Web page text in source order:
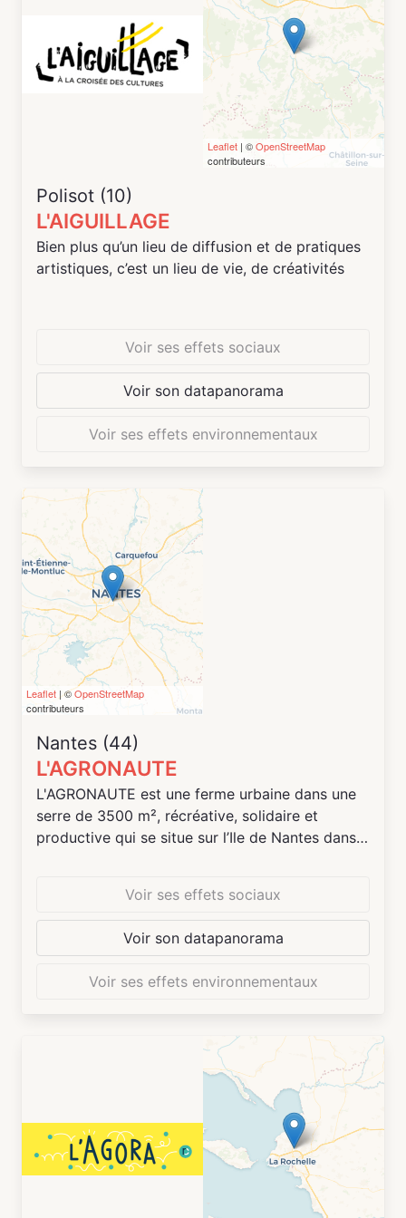
droits fondamentaux fixés par la charte des dits
droits de l'union européenne.
Leaflet | ©OpenStreetMap
contributeurs
Polisot (10)
L'AIGUILLAGE
Bien plus qu’un lieu de diffusion et de pratiques
artistiques, c’est un lieu de vie, de créativités
Voir ses effets sociaux
Voir son datapanorama
Voir ses effets environnementaux
Leaflet | ©OpenStreetMap
contributeurs
Nantes (44)
L'AGRONAUTE
L'AGRONAUTE est une ferme urbaine dans une
serre de 3500 m², récréative, solidaire et
productive qui se situe sur l’Ile de Nantes dans
Pendant son intervention de 5 ans sur cet
espace à partir de 2019, puis finalement
renouvelée jusqu'en 2030, elle doit donner lieu à
pratiques pour l'agriculture urbaine. Elle permet
produire ensemble. Cette ferme, c’est aussi des
personnes passionnées ou curieuses, qui
souhaitent s'interroger et participer à la
découverte de l'agriculture urbaine.
Dans le cadre de ses missions d’aménagement
de l'île de Nantes et de développement des
industries culturelles et créatives à l’échelle de
la métropole nantaise, la SAMOA a choisi de
Voir ses effets sociaux
Voir son datapanorama
Voir ses effets environnementaux